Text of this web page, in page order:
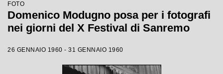
FOTO
Domenico Modugno posa per i fotografi
nei giorni del X Festival di Sanremo
26 GENNAIO 1960 - 31 GENNAIO 1960